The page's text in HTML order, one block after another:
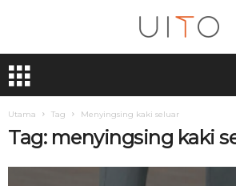
T
Utama Tag Menyingsing kaki seluar
Tag: menyingsing kaki